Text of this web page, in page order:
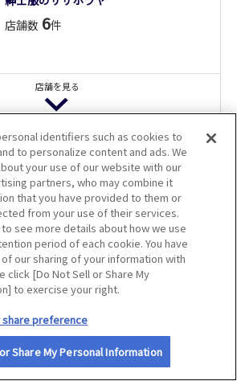
商品購入代10％割引
明石大久保店
商品購入代10％割引
旭川店
商品購入代10％割引
Ｘ 飯塚店
店舗数 6件
店舗を見る
ヤ 春日店
商品購入代10％割引
ヤ 小倉総本店
商品購入代10％割引
紳士服の山下
店舗数4件
店舗を見る
ングベイ小樽店
商品購入代10％割引
ＢＩＧ Ｍ ＯＮＥ
店舗数 79
identifiers such as cookies to
to personalize content and ads. We
your use of our website with our
partners, who may combine it
that you have provided to them or
from your use of their services.
see more details about how we use
period of each cookie. You have
our sharing of your information with
click [Do Not Sell or Share My
to exercise your right.
share preference
Share My Personal Information